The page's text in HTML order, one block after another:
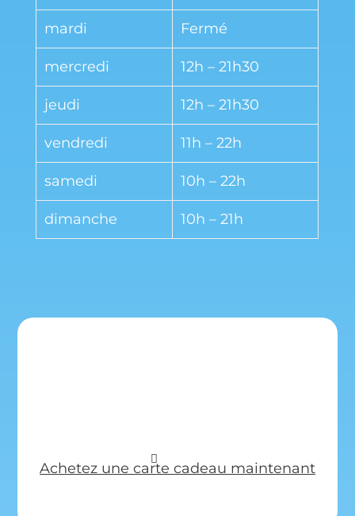
mardi Fermé
mercredi 12h – 21h30
jeudi 12h – 21h30
vendredi 11h – 22h
samedi 10h – 22h
dimanche 10h – 21h
Achetez une carte cadeau maintenant